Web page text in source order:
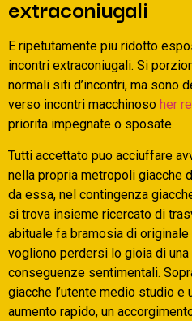
extraconiugali
E ripetutamente piu ridotto
incontri extraconiugali. Si
normali siti d’incontri, ma sono
verso incontri macchinoso her
priorita impegnate o sposate.
Tutti accettato puo acciuffare
nella propria metropoli giacche
da essa, nel contingenza
si trova insieme ricercato di
abituale fa bramosia di
vogliono perdersi lo gioia di
conseguenze sentimentali.
giacche l’utente medio studio e
aumento rapido, un